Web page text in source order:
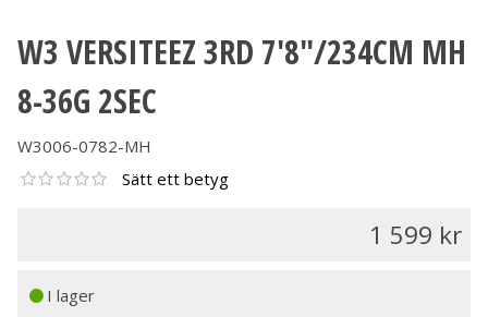
W3 VERSITEEZ 3RD 7'8"/234CM MH
8-36G 2SEC
W3006-0782-MH
Sätt ett betyg
1 599
I lager